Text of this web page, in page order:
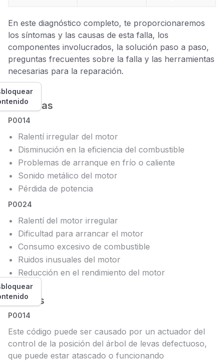
En este diagnóstico completo, te proporcionaremos
los síntomas y las causas de esta falla, los
componentes involucrados, la solución paso a paso,
preguntas frecuentes sobre la falla y las herramientas
necesarias para la reparación.
Síntomas
P0014
Ralentí irregular del motor
Disminución en la eficiencia del combustible
Problemas de arranque en frío o caliente
Sonido metálico del motor
Pérdida de potencia
P0024
Ralentí del motor irregular
Dificultad para arrancar el motor
Consumo excesivo de combustible
Ruidos inusuales del motor
Reducción en el rendimiento del motor
Causas
P0014
Este código puede ser causado por un actuador del
control de la posición del árbol de levas defectuoso,
que puede estar atascado o funcionando